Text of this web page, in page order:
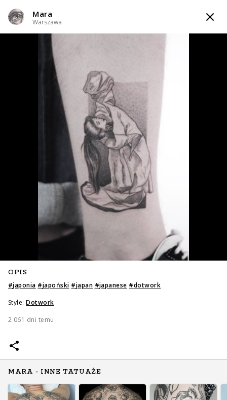
Mara
Warszawa
Black & Grey / Dotwork / Gotycki / Grawiura / Ryciny /
Line work / Fineline / Outline
WIADOMOŚĆ
INFO
Mara
Warszawa
OPIS
#japonia #japoński #japan #japanese #dotwork
Style: Dotwork
2 061 dni temu
MARA - INNE TATUAŻE